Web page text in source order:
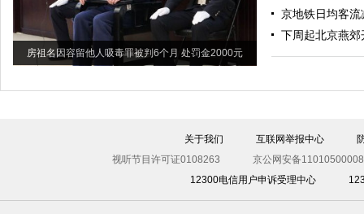
房祖名因容留他人吸毒罪被判6个月 处罚金2000元
京地铁日均客
下周起北京燕
关于我们 互联网举报中心
视听节目许可证0108263
京公网安备
12300电信用户申诉受理中心